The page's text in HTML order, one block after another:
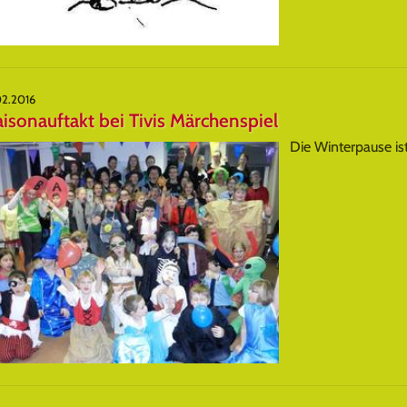
bei Tivis Märchenspiel
Die Winterpause